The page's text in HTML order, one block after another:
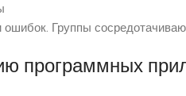
Группы
программных